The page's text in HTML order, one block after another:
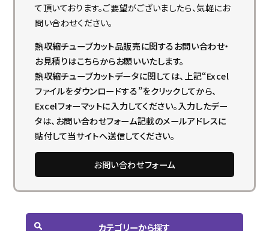
て頂いております。ご要望がございましたら、気軽にお
問い合わせください。
熱収縮チューブカット品販売に関するお問い合わせ・
お見積りはこちらからお願いいたします。
熱収縮チューブカットデータに関しては、上記“Excel
ファイルをダウンロードする”をクリックしてから、
Excelフォーマットに入力してください。入力したデー
タは、お問い合わせフォーム記載のメールアドレスに
貼付して当サイトへ送信してください。
お問い合わせフォーム
カテゴリーから探す